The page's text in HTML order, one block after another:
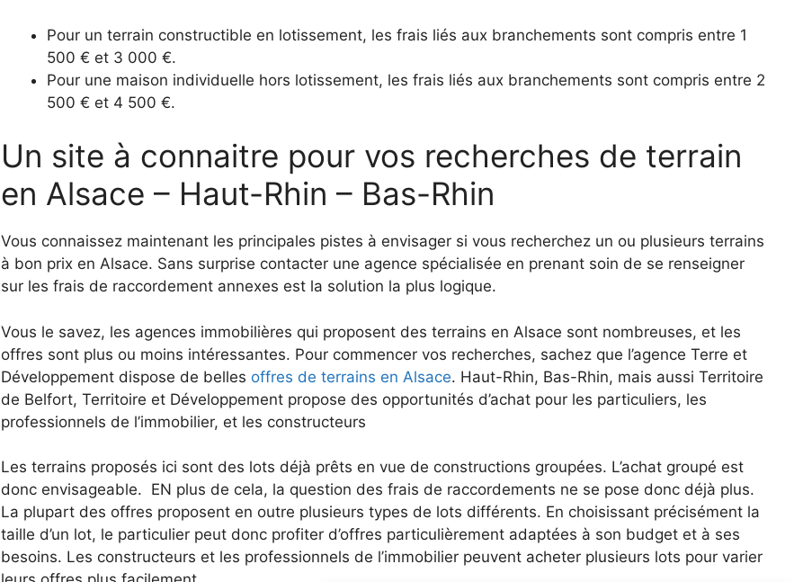
Pour un terrain constructible en lotissement, les frais liés aux branchements sont compris entre 1
500 € et 3 000 €.
Pour une maison individuelle hors lotissement, les frais liés aux branchements sont compris entre 2
500 € et 4 500 €.
Un site à connaitre pour vos recherches de terrain
en Alsace – Haut-Rhin – Bas-Rhin
Vous connaissez maintenant les principales pistes à envisager si vous recherchez un ou plusieurs terrains
à bon prix en Alsace. Sans surprise contacter une agence spécialisée en prenant soin de se renseigner
sur les frais de raccordement annexes est la solution la plus logique.
Vous le savez, les agences immobilières qui proposent des terrains en Alsace sont nombreuses, et les
offres sont plus ou moins intéressantes. Pour commencer vos recherches, sachez que l’agence Terre et
Développement dispose de belles offres de terrains en Alsace. Haut-Rhin, Bas-Rhin, mais aussi Territoire
de Belfort, Territoire et Développement propose des opportunités d’achat pour les particuliers, les
professionnels de l’immobilier, et les constructeurs
Les terrains proposés ici sont des lots déjà prêts en vue de constructions groupées. L’achat groupé est
donc envisageable. EN plus de cela, la question des frais de raccordements ne se pose donc déjà plus.
La plupart des offres proposent en outre plusieurs types de lots différents. En choisissant précisément la
taille d’un lot, le particulier peut donc profiter d’offres particulièrement adaptées à son budget et à ses
besoins. Les constructeurs et les professionnels de l’immobilier peuvent acheter plusieurs lots pour varier